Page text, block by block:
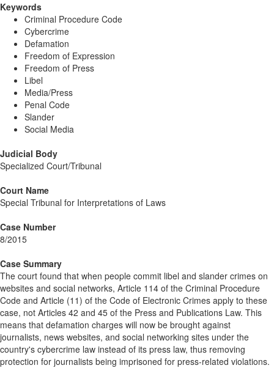
Keywords
Criminal Procedure Code
Cybercrime
Defamation
Freedom of Expression
Freedom of Press
Libel
Media/Press
Penal Code
Slander
Social Media
Judicial Body
Specialized Court/Tribunal
Court Name
Special Tribunal for Interpretations of Laws
Case Number
8/2015
Case Summary
The court found that when people commit libel and slander crimes on
websites and social networks, Article 114 of the Criminal Procedure
Code and Article (11) of the Code of Electronic Crimes apply to these
case, not Articles 42 and 45 of the Press and Publications Law. This
means that defamation charges will now be brought against
journalists, news websites, and social networking sites under the
country's cybercrime law instead of its press law, thus removing
protection for journalists being imprisoned for press-related violations.